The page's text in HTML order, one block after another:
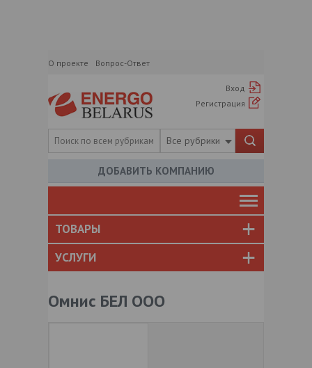
О проекте Вопрос-Ответ
Вход
Регистрация
Все рубрики
ДОБАВИТЬ КОМПАНИЮ
ТОВАРЫ
УСЛУГИ
Омнис БЕЛ ООО